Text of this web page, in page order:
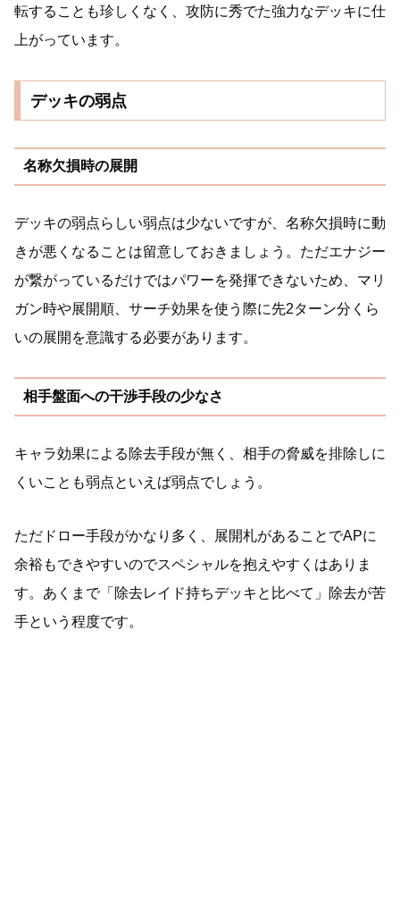
転することも珍しくなく、攻防に秀でた強力なデッキに仕
上がっています。
デッキの弱点
名称欠損時の展開
デッキの弱点らしい弱点は少ないですが、名称欠損時に動
きが悪くなることは留意しておきましょう。ただエナジー
が繋がっているだけではパワーを発揮できないため、マリ
ガン時や展開順、サーチ効果を使う際に先2ターン分くら
いの展開を意識する必要があります。
相手盤面への干渉手段の少なさ
キャラ効果による除去手段が無く、相手の脅威を排除しに
くいことも弱点といえば弱点でしょう。
ただドロー手段がかなり多く、展開札があることでAPに
余裕もできやすいのでスペシャルを抱えやすくはありま
す。あくまで「除去レイド持ちデッキと比べて」除去が苦
手という程度です。